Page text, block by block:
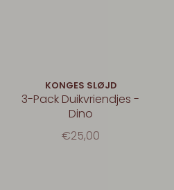
KONGES SLØJD
3-Pack Duikvriendjes -
Dino
€25,00